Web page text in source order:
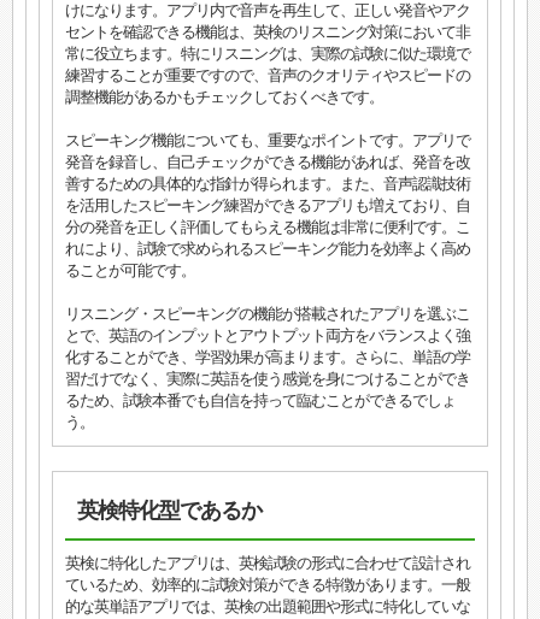
けになります。アプリ内で音声を再生して、正しい発音やアク
セントを確認できる機能は、英検のリスニング対策において非
常に役立ちます。特にリスニングは、実際の試験に似た環境で
練習することが重要ですので、音声のクオリティやスピードの
調整機能があるかもチェックしておくべきです。
スピーキング機能についても、重要なポイントです。アプリで
発音を録音し、自己チェックができる機能があれば、発音を改
善するための具体的な指針が得られます。また、音声認識技術
を活用したスピーキング練習ができるアプリも増えており、自
分の発音を正しく評価してもらえる機能は非常に便利です。こ
れにより、試験で求められるスピーキング能力を効率よく高め
ることが可能です。
リスニング・スピーキングの機能が搭載されたアプリを選ぶこ
とで、英語のインプットとアウトプット両方をバランスよく強
化することができ、学習効果が高まります。さらに、単語の学
習だけでなく、実際に英語を使う感覚を身につけることができ
るため、試験本番でも自信を持って臨むことができるでしょ
う。
英検特化型であるか
英検に特化したアプリは、英検試験の形式に合わせて設計され
ているため、効率的に試験対策ができる特徴があります。一般
的な英単語アプリでは、英検の出題範囲や形式に特化していな